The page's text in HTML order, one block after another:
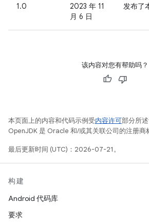
1.0
2023 年 11
月 6 日
发布了
该内容对您有帮助吗？
本页面上的内容和代码示例受内容许可部分所
OpenJDK 是 Oracle 和/或其关联公司的注册商
最后更新时间 (UTC)：2026-07-21。
构建
Android 代码库
要求